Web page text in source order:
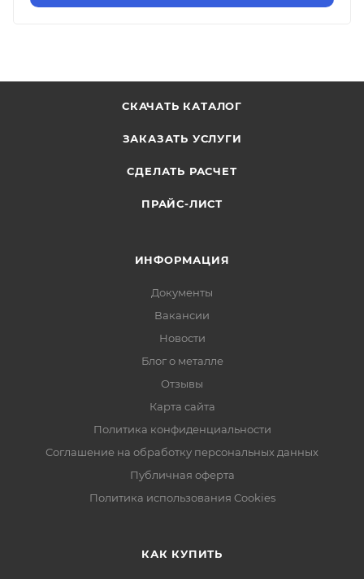
СКАЧАТЬ КАТАЛОГ
ЗАКАЗАТЬ УСЛУГИ
СДЕЛАТЬ РАСЧЕТ
ПРАЙС-ЛИСТ
ИНФОРМАЦИЯ
Документы
Вакансии
Новости
Блог о металле
Отзывы
Карта сайта
Политика конфиденциальности
Соглашение на обработку персональных данных
Публичная оферта
Политика использования Cookies
КАК КУПИТЬ